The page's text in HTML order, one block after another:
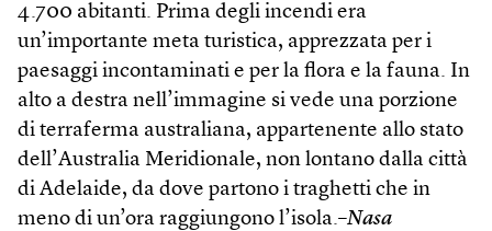
4.700 abitanti. Prima degli incendi era
un’importante meta turistica, apprezzata per i
paesaggi incontaminati e per la flora e la fauna. In
alto a destra nell’immagine si vede una porzione
di terraferma australiana, appartenente allo stato
dell’Australia Meridionale, non lontano dalla città
di Adelaide, da dove partono i traghetti che in
meno di un’ora raggiungono l’isola.–Nasa